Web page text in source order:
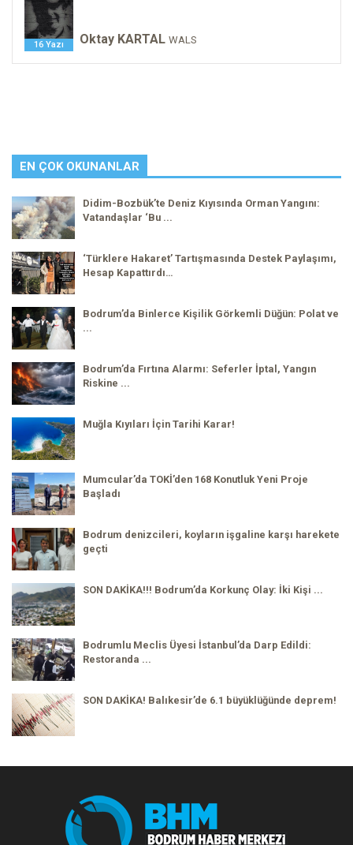
16 Yazı Oktay KARTAL WALS
EN ÇOK OKUNANLAR
Didim-Bozbük’te Deniz Kıyısında Orman Yangını:
Vatandaşlar ‘Bu ...
‘Türklere Hakaret’ Tartışmasında Destek Paylaşımı,
Hesap Kapattırdı…
Bodrum’da Binlerce Kişilik Görkemli Düğün: Polat ve
...
Bodrum’da Fırtına Alarmı: Seferler İptal, Yangın
Riskine ...
Muğla Kıyıları İçin Tarihi Karar!
Mumcular’da TOKİ’den 168 Konutluk Yeni Proje
Başladı
Bodrum denizcileri, koyların işgaline karşı harekete
geçti
SON DAKİKA!!! Bodrum’da Korkunç Olay: İki Kişi ...
Bodrumlu Meclis Üyesi İstanbul’da Darp Edildi:
Restoranda ...
SON DAKİKA! Balıkesir’de 6.1 büyüklüğünde deprem!